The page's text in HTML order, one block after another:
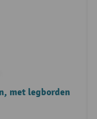
met legborden